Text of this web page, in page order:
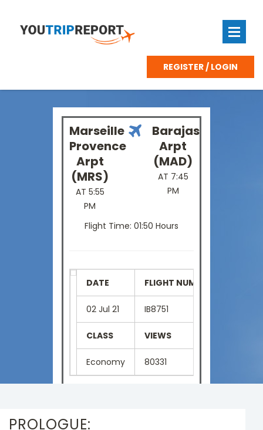
REGISTER / LOGIN
Marseille
Provence
Arpt
(MRS)
AT 5:55
PM
Barajas
Arpt
(MAD)
AT 7:45
PM
Flight Time: 01:50 Hours
DATE FLIGHT NUMBER
02 Jul 21 IB8751
CLASS VIEWS
Economy 80331
PROLOGUE: